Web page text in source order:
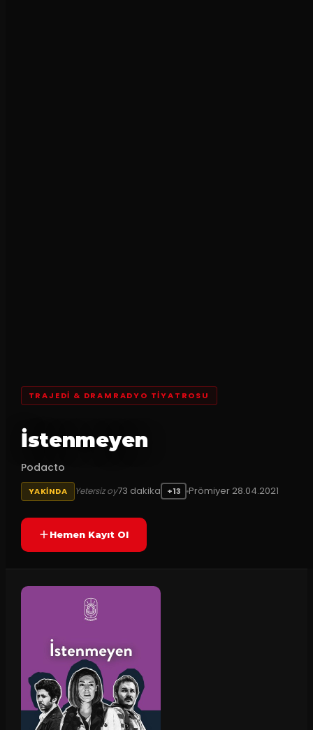
TRAJEDI & DRAMRADYO TIYATROSU
İstenmeyen
Podacto
YAKINDA Yetersiz oy73 dakika +13 Prömiyer 28.04.2021
Hemen Kayıt Ol